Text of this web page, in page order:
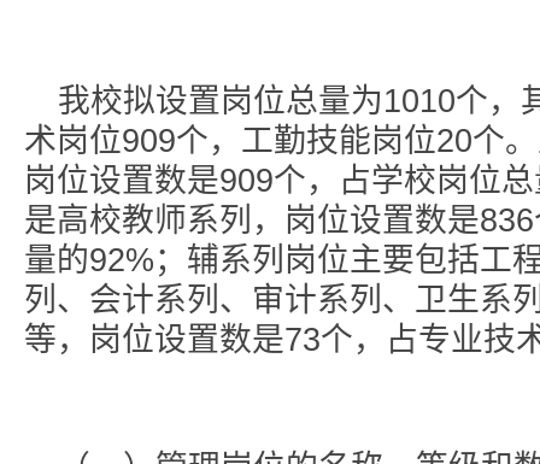
我校拟设置岗位总量为1010个，
术岗位909个，工勤技能岗位20个
岗位设置数是909个，占学校岗位
是高校教师系列，岗位设置数是
量的92%；辅系列岗位主要包括工
列、会计系列、审计系列、卫生系
等，岗位设置数是73个，占专业技